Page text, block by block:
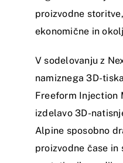
proizvodne
ekonomične in
V sodelovanju z
namiznega 3D-
Freeform Injection
izdelavo 3D-
Alpine sposobno
proizvodne čase in